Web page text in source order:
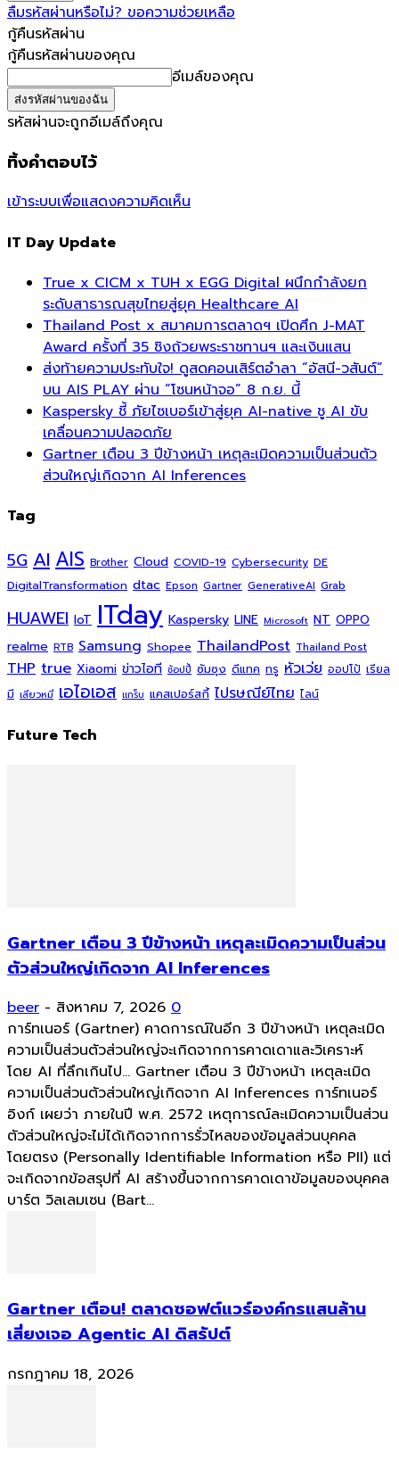
ลืมรหัสผ่านหรือไม่? ขอความช่วยเหลือ
กู้คืนรหัสผ่าน
กู้คืนรหัสผ่านของคุณ
อีเมล์ของคุณ
รหัสผ่านจะถูกอีเมล์ถึงคุณ
ทิ้งคำตอบไว้
เข้าระบบเพื่อแสดงความคิดเห็น
IT Day Update
True x CICM x TUH x EGG Digital ผนึกกำลังยก
ระดับสาธารณสุขไทยสู่ยุค Healthcare AI
Thailand Post x สมาคมการตลาดฯ เปิดศึก J-MAT
Award ครั้งที่ 35 ชิงถ้วยพระราชทานฯ และเงินแสน
ส่งท้ายความประทับใจ! ดูสดคอนเสิร์ตอำลา “อัสนี-วสันต์”
บน AIS PLAY ผ่าน “โซนหน้าจอ” 8 ก.ย. นี้
Kaspersky ชี้ ภัยไซเบอร์เข้าสู่ยุค AI-native ชู AI ขับ
เคลื่อนความปลอดภัย
Gartner เตือน 3 ปีข้างหน้า เหตุละเมิดความเป็นส่วนตัว
ส่วนใหญ่เกิดจาก AI Inferences
Tag
5G AIAIS Brother Cloud COVID-19 Cybersecurity DE
DigitalTransformation dtac Epson Gartner GenerativeAI Grab
HUAWEI IoT ITday Kaspersky LINE Microsoft NT OPPO
realme RTB Samsung Shopee ThailandPost Thailand Post
THP true Xiaomi ข่าวไอที ช้อปปี้ ซัมซุง ดีแทค ทรู หัวเว่ย ออปโป้ เรียล
มี เสียวหมี่ เอไอเอส แกร็บ แคสเปอร์สกี้ ไปรษณีย์ไทย ไลน์
Future Tech
Gartner เตือน 3 ปีข้างหน้า เหตุละเมิดความเป็นส่วน
ตัวส่วนใหญ่เกิดจาก AI Inferences
beer - สิงหาคม 7, 2026 0
การ์ทเนอร์ (Gartner) คาดการณ์ในอีก 3 ปีข้างหน้า เหตุละเมิด
ความเป็นส่วนตัวส่วนใหญ่จะเกิดจากการคาดเดาและวิเคราะห์
โดย AI ที่ลึกเกินไป... Gartner เตือน 3 ปีข้างหน้า เหตุละเมิด
ความเป็นส่วนตัวส่วนใหญ่เกิดจาก AI Inferences การ์ทเนอร์
อิงก์ เผยว่า ภายในปี พ.ศ. 2572 เหตุการณ์ละเมิดความเป็นส่วน
ตัวส่วนใหญ่จะไม่ได้เกิดจากการรั่วไหลของข้อมูลส่วนบุคคล
โดยตรง (Personally Identifiable Information หรือ PII) แต่
จะเกิดจากข้อสรุปที่ AI สร้างขึ้นจากการคาดเดาข้อมูลของบุคคล
บาร์ต วิลเลมเซน (Bart...
Gartner เตือน! ตลาดซอฟต์แวร์องค์กรแสนล้าน
เสี่ยงเจอ Agentic AI ดิสรัปต์
กรกฎาคม 18, 2026